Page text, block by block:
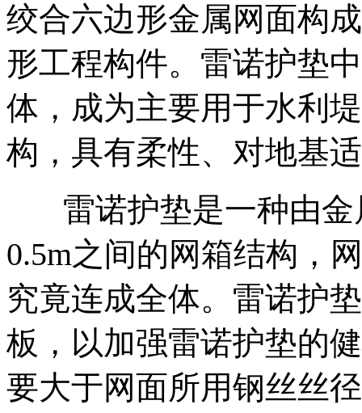
绞合六边形金属网面构
形工程构件。雷诺护垫
体，成为主要用于水利
构，具有柔性、对地基
雷诺护垫是一种由
0.5m之间的网箱结构，
究竟连成全体。雷诺护
板，以加强雷诺护垫的
要大于网面所用钢丝丝